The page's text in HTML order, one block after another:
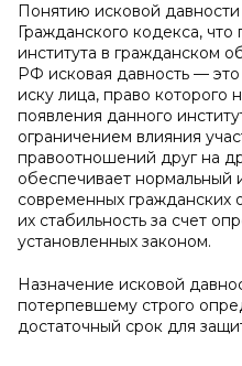
Понятию исковой
Гражданского кодекса,
института в гражданском
РФ исковая давность —
иску лица, право
появления данного
ограничением влияния
правоотношений друг на
обеспечивает
современных
их стабильность за счет
установленных законом.
Назначение исковой
потерпевшему строго
достаточный срок для